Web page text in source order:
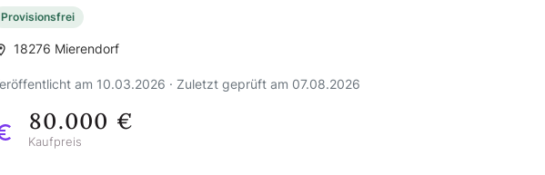
Provisionsfrei
18276 Mierendorf
am 10.03.2026 · Zuletzt geprüft am 07.08.2026
80.000 €
Kaufpreis